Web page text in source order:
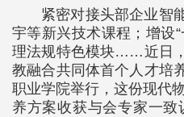
紧密对接头部企业智
宇等新兴技术课程；增设
理法规特色模块……近日
教融合共同体首个人才培
职业学院举行，这份现代
养方案收获与会专家一致